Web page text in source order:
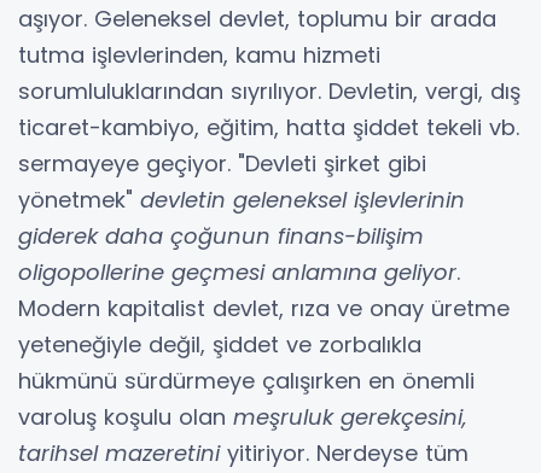
aşıyor. Geleneksel devlet, toplumu bir arada
tutma işlevlerinden, kamu hizmeti
sorumluluklarından sıyrılıyor. Devletin, vergi, dış
ticaret-kambiyo, eğitim, hatta şiddet tekeli vb.
sermayeye geçiyor. "Devleti şirket gibi
yönetmek" devletin geleneksel işlevlerinin
giderek daha çoğunun finans-bilişim
oligopollerine geçmesi anlamına geliyor.
Modern kapitalist devlet, rıza ve onay üretme
yeteneğiyle değil, şiddet ve zorbalıkla
hükmünü sürdürmeye çalışırken en önemli
varoluş koşulu olan meşruluk gerekçesini,
tarihsel mazeretiniyitiriyor. Nerdeyse tüm